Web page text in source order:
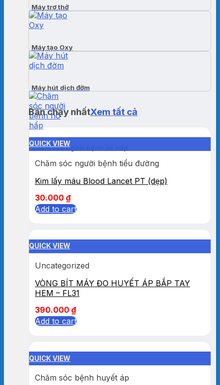
Máy trợ thở
Máy tạo Oxy
Máy hút dịch đờm
Chăm sóc người bệnh hô hấp
Bán chạy nhấtXem tất cả
QUICK VIEW
Chăm sóc người bệnh tiểu đường
Kim lấy máu Blood Lancet PT (dẹp)
30.000 ₫
Add to cart
QUICK VIEW
Uncategorized
VÒNG BÍT MÁY ĐO HUYẾT ÁP BẮP TAY
HEM – FL31
390.000 ₫
Add to cart
QUICK VIEW
Chăm sóc bệnh huyết áp